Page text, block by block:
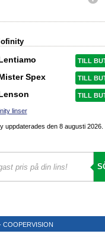
TILL
Spex TILL
TILL
linser
uppdaterades den 8 augusti 2026.